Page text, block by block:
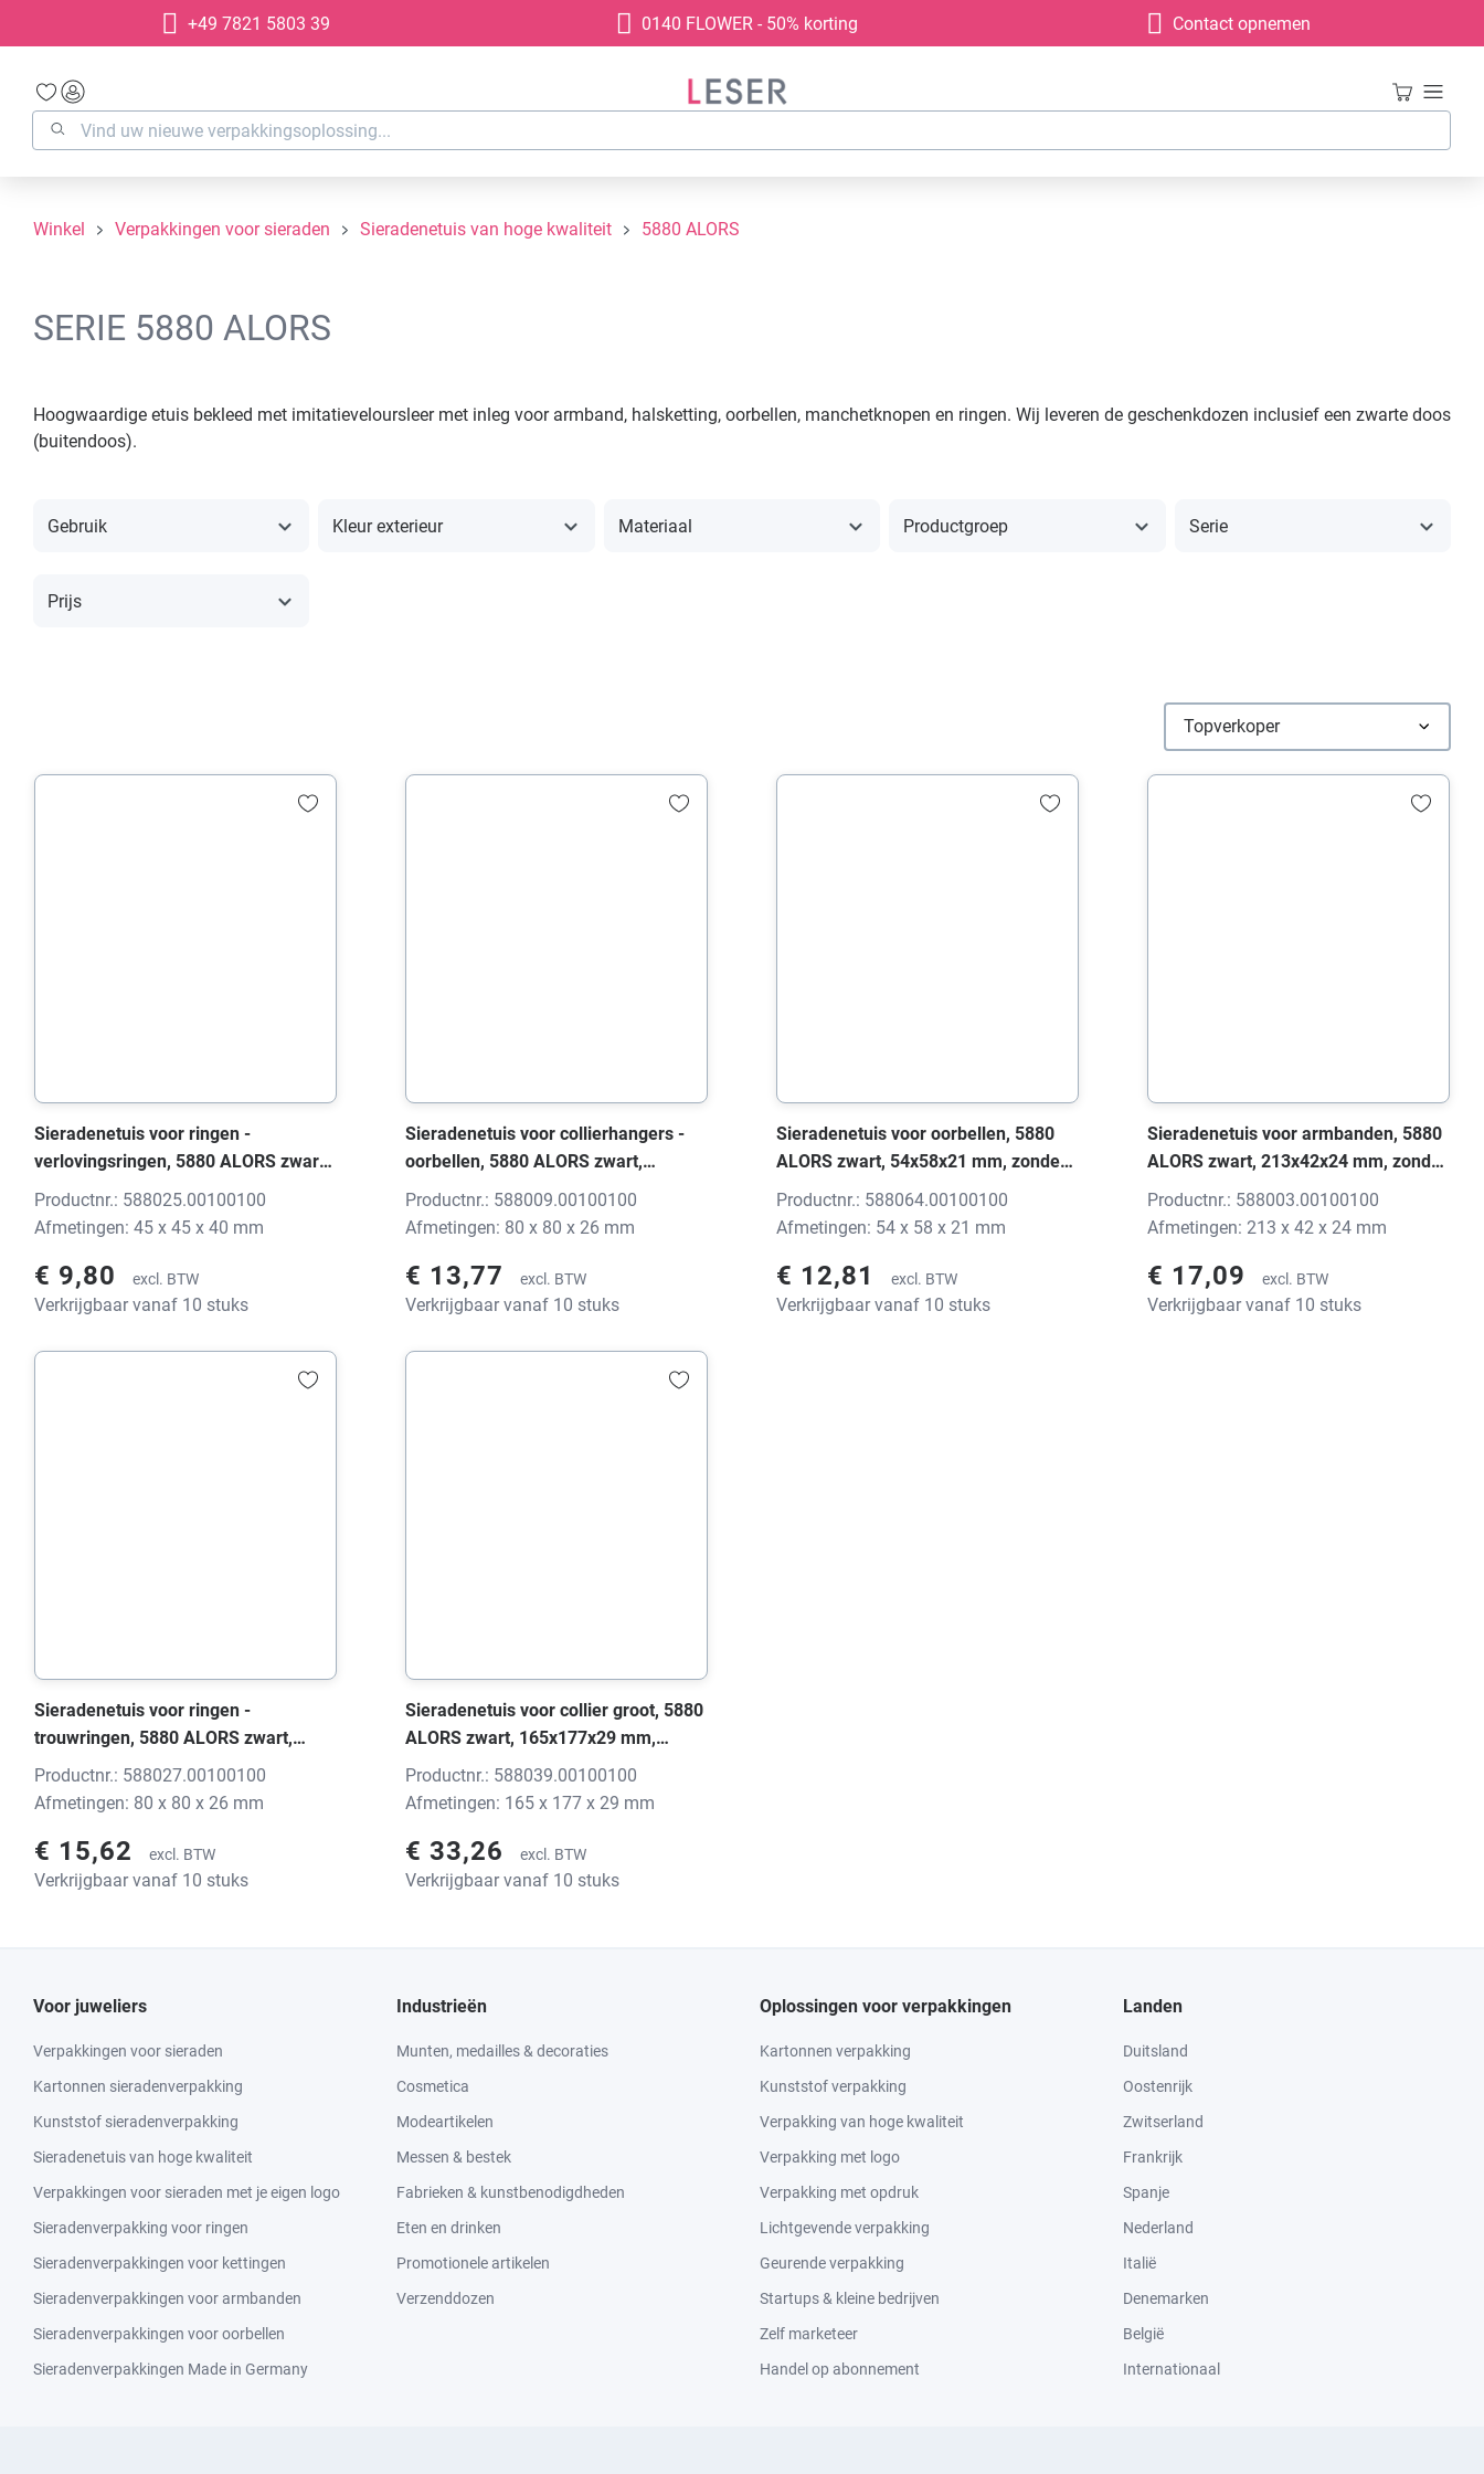
Ga naar de hoofdnavigatie
+49 7821 5803 39 0140 FLOWER - 50% korting Contact opnemen
Winkel Verpakkingen voor sieraden Sieradenetuis van hoge kwaliteit 5880 ALORS
SERIE 5880 ALORS
Hoogwaardige etuis bekleed met imitatieveloursleer met inleg voor armband, halsketting, oorbellen, manchetknopen en ringen. Wij leveren de geschenkdozen inclusief een zwarte doos
(buitendoos).
Gebruik Kleur exterieur Materiaal Productgroep Serie
Prijs
Sieradenetuis voor ringen -
verlovingsringen, 5880 ALORS zwart,
45x45x40 mm, zonder print
Productnr.: 588025.00100100
Afmetingen: 45 x 45 x 40 mm
€ 9,80 excl. BTW
Verkrijgbaar vanaf 10 stuks
Sieradenetuis voor collierhangers -
oorbellen, 5880 ALORS zwart,
80x80x26 mm, zonder print
Productnr.: 588009.00100100
Afmetingen: 80 x 80 x 26 mm
€ 13,77 excl. BTW
Verkrijgbaar vanaf 10 stuks
Sieradenetuis voor oorbellen, 5880
ALORS zwart, 54x58x21 mm, zonder
print
Productnr.: 588064.00100100
Afmetingen: 54 x 58 x 21 mm
€ 12,81 excl. BTW
Verkrijgbaar vanaf 10 stuks
Sieradenetuis voor armbanden, 5880
ALORS zwart, 213x42x24 mm, zonder
print
Productnr.: 588003.00100100
Afmetingen: 213 x 42 x 24 mm
€ 17,09 excl. BTW
Verkrijgbaar vanaf 10 stuks
Sieradenetuis voor ringen -
trouwringen, 5880 ALORS zwart,
80x80x26 mm, zonder print
Productnr.: 588027.00100100
Afmetingen: 80 x 80 x 26 mm
€ 15,62 excl. BTW
Verkrijgbaar vanaf 10 stuks
Sieradenetuis voor collier groot, 5880
ALORS zwart, 165x177x29 mm,
zonder print
Productnr.: 588039.00100100
Afmetingen: 165 x 177 x 29 mm
€ 33,26 excl. BTW
Verkrijgbaar vanaf 10 stuks
Voor juweliers
Verpakkingen voor sieraden
Kartonnen sieradenverpakking
Kunststof sieradenverpakking
Sieradenetuis van hoge kwaliteit
Verpakkingen voor sieraden met je eigen logo
Sieradenverpakking voor ringen
Sieradenverpakkingen voor kettingen
Sieradenverpakkingen voor armbanden
Sieradenverpakkingen voor oorbellen
Sieradenverpakkingen Made in Germany
Industrieën
Munten, medailles & decoraties
Cosmetica
Modeartikelen
Messen & bestek
Fabrieken & kunstbenodigdheden
Eten en drinken
Promotionele artikelen
Verzenddozen
Oplossingen voor verpakkingen
Kartonnen verpakking
Kunststof verpakking
Verpakking van hoge kwaliteit
Verpakking met logo
Verpakking met opdruk
Lichtgevende verpakking
Geurende verpakking
Startups & kleine bedrijven
Zelf marketeer
Handel op abonnement
Landen
Duitsland
Oostenrijk
Zwitserland
Frankrijk
Spanje
Nederland
Italië
Denemarken
België
Internationaal